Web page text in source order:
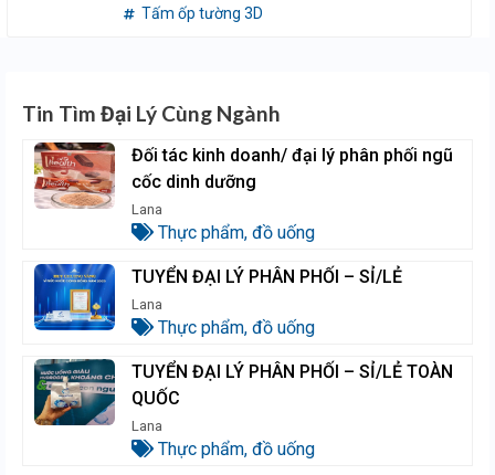
Tấm ốp tường 3D
Tin Tìm Đại Lý Cùng Ngành
Đối tác kinh doanh/ đại lý phân phối ngũ
cốc dinh dưỡng
Lana
Thực phẩm, đồ uống
TUYỂN ĐẠI LÝ PHÂN PHỐI – SỈ/LẺ
Lana
Thực phẩm, đồ uống
TUYỂN ĐẠI LÝ PHÂN PHỐI – SỈ/LẺ TOÀN
QUỐC
Lana
Thực phẩm, đồ uống